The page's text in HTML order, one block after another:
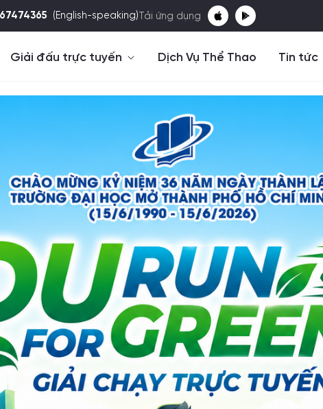
(English-speaking) Tải ứng dụng
Giải đấu trực tuyến Dịch Vụ Thể Thao Tin tức